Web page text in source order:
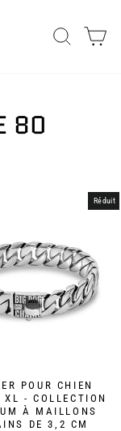
80
Réduit
POUR CHIEN
XL - COLLECTION
À MAILLONS
DE 3,2 CM